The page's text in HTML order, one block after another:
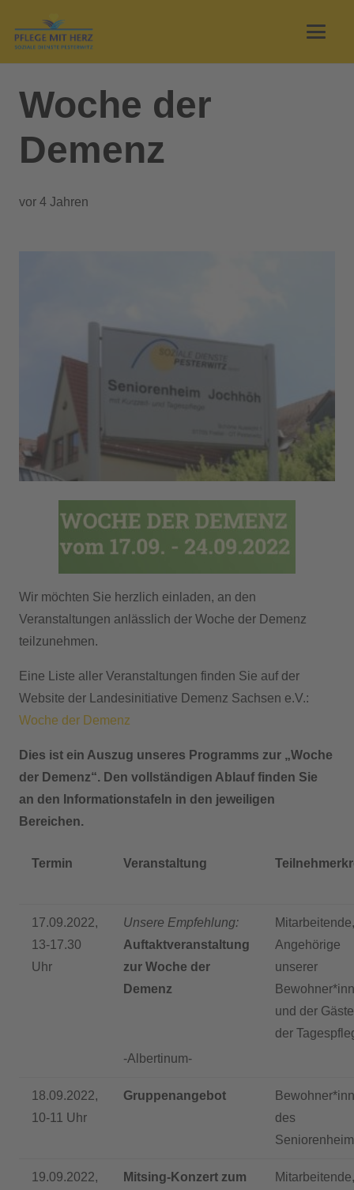
Woche der
Demenz
vor 4 Jahren
Wir möchten Sie herzlich einladen, an den
Veranstaltungen anlässlich der Woche der Demenz
teilzunehmen.
Eine Liste aller Veranstaltungen finden Sie auf der
Website der Landesinitiative Demenz Sachsen e.V.:
Woche der Demenz
Dies ist ein Auszug unseres Programms zur „Woche
der Demenz“. Den vollständigen Ablauf finden Sie
an den Informationstafeln in den jeweiligen
Bereichen.
Termin Veranstaltung
17.09.2022,
13-17.30
Uhr
Unsere Empfehlung:
Auftaktveranstaltung
zur Woche der
Demenz
-Albertinum-
Mitarbeitende,
Angehörige
unserer
und der Gäste
der
18.09.2022,
10-11 Uhr
Gruppenangebot
des
19.09.2022,
Mitsing-Konzert zum
Mitarbeitende,